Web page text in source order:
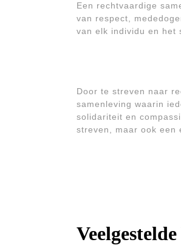
Een rechtvaardige
van respect,
van elk individu en het
Door te streven naar
samenleving waarin
solidariteit en
streven, maar ook een